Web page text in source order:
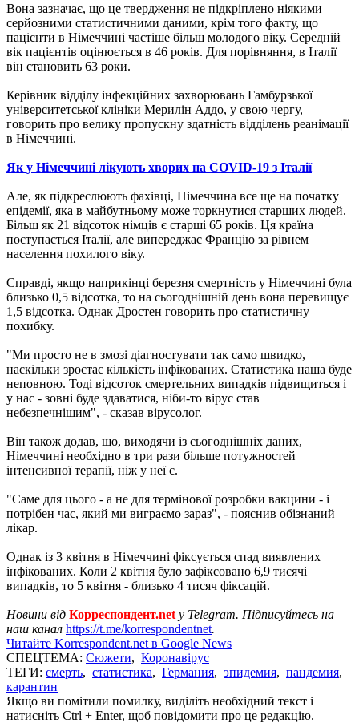
Вона зазначає, що це твердження не підкріплено ніякими
серйозними статистичними даними, крім того факту, що
пацієнти в Німеччині частіше більш молодого віку. Середній
вік пацієнтів оцінюється в 46 років. Для порівняння, в Італії
він становить 63 роки.
Керівник відділу інфекційних захворювань Гамбурзької
університетської клініки Мерилін Аддо, у свою чергу,
говорить про велику пропускну здатність відділень реанімації
в Німеччині.
Як у Німеччині лікують хворих на COVID-19 з Італії
Але, як підкреслюють фахівці, Німеччина все ще на початку
епідемії, яка в майбутньому може торкнутися старших людей.
Більш як 21 відсоток німців є старші 65 років. Ця країна
поступається Італії, але випереджає Францію за рівнем
населення похилого віку.
Справді, якщо наприкінці березня смертність у Німеччині була
близько 0,5 відсотка, то на сьогоднішній день вона перевищує
1,5 відсотка. Однак Дростен говорить про статистичну
похибку.
"Ми просто не в змозі діагностувати так само швидко,
наскільки зростає кількість інфікованих. Статистика наша буде
неповною. Тоді відсоток смертельних випадків підвищиться і
у нас - зовні буде здаватися, ніби-то вірус став
небезпечнішим", - сказав вірусолог.
Він також додав, що, виходячи із сьогоднішніх даних,
Німеччині необхідно в три рази більше потужностей
інтенсивної терапії, ніж у неї є.
"Саме для цього - а не для термінової розробки вакцини - і
потрібен час, який ми виграємо зараз", - пояснив обізнаний
лікар.
Однак із 3 квітня в Німеччині фіксується спад виявлених
інфікованих. Коли 2 квітня було зафіксовано 6,9 тисячі
випадків, то 5 квітня - близько 4 тисяч фіксацій.
Новини від Корреспондент.net у Telegram. Підписуйтесь на
наш канал https://t.me/korrespondentnet.
Читайте Korrespondent.net в Google News
СПЕЦТЕМА: Сюжети, Коронавірус
ТЕГИ: смерть, статистика, Германия, эпидемия, пандемия,
карантин
Якщо ви помітили помилку, виділіть необхідний текст і
натисніть Ctrl + Enter, щоб повідомити про це редакцію.